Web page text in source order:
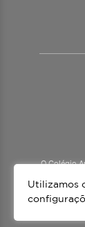
O Colégio
Utilizamos